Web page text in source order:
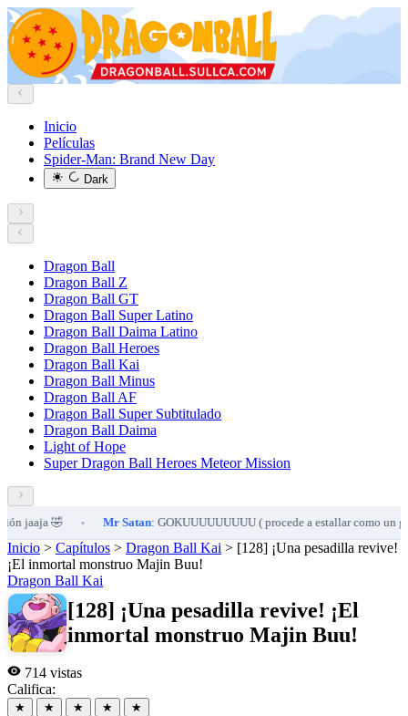
Inicio
Películas
Spider-Man: Brand New Day
Dark
Dragon Ball
Dragon Ball Z
Dragon Ball GT
Dragon Ball Super Latino
Dragon Ball Daima Latino
Dragon Ball Heroes
Dragon Ball Kai
Dragon Ball Minus
Dragon Ball AF
Dragon Ball Super Subtitulado
Dragon Ball Daima
Light of Hope
Super Dragon Ball Heroes Meteor Mission
🤣 • Mr Satan : GOKUUUUUUUUU ( procede a estallar como un globo )
Inicio > Capítulos > Dragon Ball Kai > [128] ¡Una pesadilla revive!
¡El inmortal monstruo Majin Buu!
Dragon Ball Kai
[128] ¡Una pesadilla revive! ¡El
inmortal monstruo Majin Buu!
714 vistas
Califica:
★ ★ ★ ★ ★